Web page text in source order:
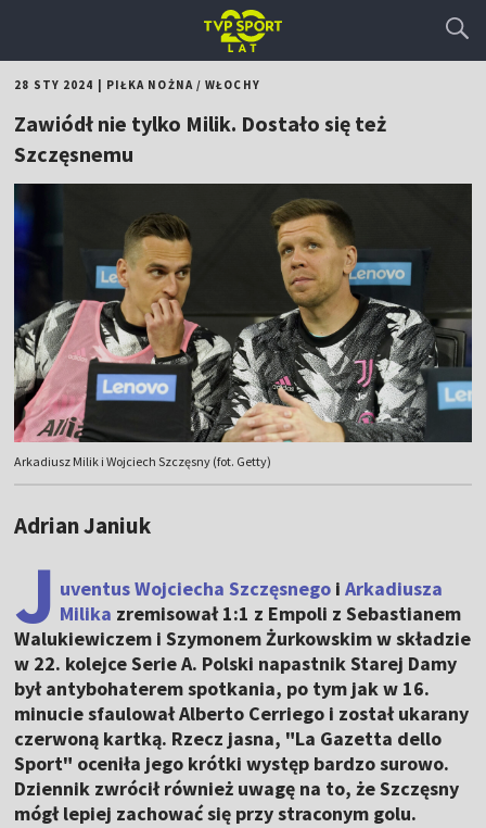
28 STY 2024 PIŁKA NOŻNA/WŁOCHY
Zawiódł nie tylko Milik. Dostało się też
Szczęsnemu
Arkadiusz Milik i Wojciech Szczęsny (fot. Getty)
Adrian Janiuk
J uventusWojciecha Szczęsnego iArkadiusza
Milika zremisował 1:1 z Empoli z Sebastianem
Walukiewiczem i Szymonem Żurkowskim w składzie
w 22. kolejce Serie A. Polski napastnik Starej Damy
był antybohaterem spotkania, po tym jak w 16.
minucie sfaulował Alberto Cerriego i został ukarany
czerwoną kartką. Rzecz jasna, "La Gazetta dello
Sport" oceniła jego krótki występ bardzo surowo.
Dziennik zwrócił również uwagę na to, że Szczęsny
mógł lepiej zachować się przy straconym golu.